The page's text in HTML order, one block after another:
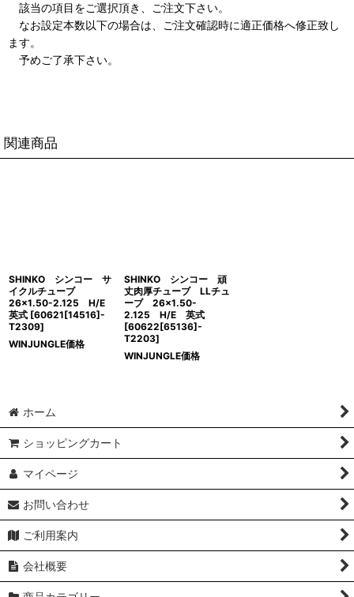
該当の項目をご選択頂き、ご注文下さい。
なお設定本数以下の場合は、ご注文確認時に適正価格へ修正致し
ます。
予めご了承下さい。
関連商品
SHINKO シンコー サ
イクルチューブ
26×1.50-2.125 H/E
英式 [60621[14516]-
T2309]
WINJUNGLE価格
SHINKO シンコー 頑
丈肉厚チューブ LLチュ
ーブ 26×1.50-
2.125 H/E 英式
[60622[65136]-
T2203]
WINJUNGLE価格
ホーム
ショッピングカート
マイページ
お問い合わせ
ご利用案内
会社概要